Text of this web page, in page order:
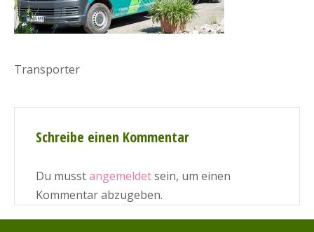
Transporter
Schreibe einen Kommentar
Du musstangemeldetsein, um einen
Kommentar abzugeben.